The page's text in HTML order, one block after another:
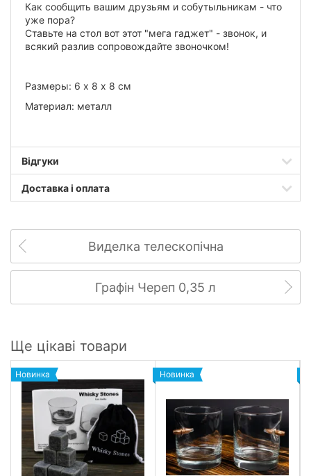
Как сообщить вашим друзьям и собутыльникам - что
уже пора?
Ставьте на стол вот этот "мега гаджет" - звонок, и
всякий разлив сопровождайте звоночком!
Размеры: 6 х 8 х 8 см
Материал: металл
Відгуки
Доставка і оплата
Виделка телескопічна
Графін Череп 0,35 л
Ще цікаві товари
Новинка Новинка